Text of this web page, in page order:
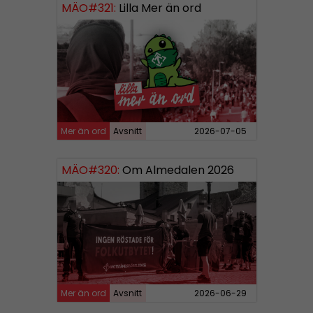
MÄO#321: Lilla Mer än ord
Mer än ord Avsnitt 2026-07-05
MÄO#320: Om Almedalen 2026
Mer än ord Avsnitt 2026-06-29